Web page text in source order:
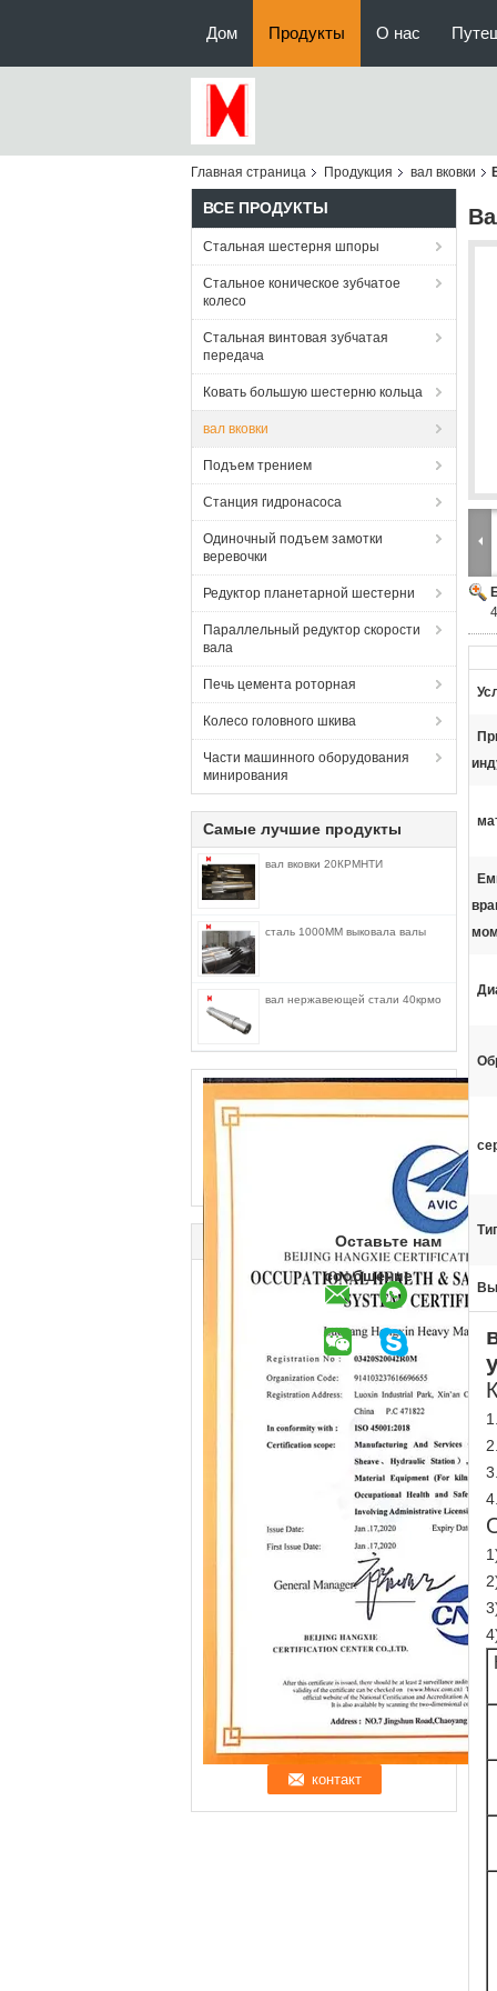
Дом Продукты О нас
Главная страница Продукция вал вковки
ВСЕ ПРОДУКТЫ
Стальная шестерня шпоры
Стальное коническое зубчатое
колесо
Стальная винтовая зубчатая
передача
Ковать большую шестерню кольца
вал вковки
Подъем трением
Станция гидронасоса
Одиночный подъем замотки
веревочки
Редуктор планетарной шестерни
Параллельный редуктор скорости
вала
Печь цемента роторная
Колесо головного шкива
Части машинного оборудования
минирования
Самые лучшие продукты
вал вковки 20КРМНТИ
сталь 1000ММ выковала валы
вал нержавеющей стали 40крмо
Оставьте нам
сообщение